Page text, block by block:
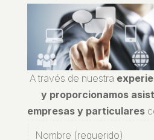
A través de nuestra
y proporcionamos
empresas y particulares
Nombre (requerido)